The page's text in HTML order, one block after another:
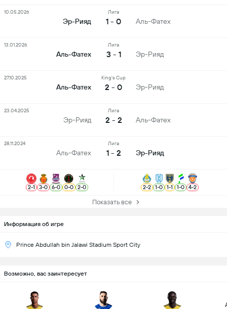
Информация об игре
Prince Abdullah bin Jalawi Stadium Sport City
Эр-Рияд
Лига
1 - 0 Аль-Фатех
10.05.2026
Аль-Фатех
Лига
3 - 1 Эр-Рияд
13.01.2026
Аль-Фатех
King's Cup
2 - 0 Эр-Рияд
27.10.2025
Эр-Рияд
Лига
2 - 2 Аль-Фатех
23.04.2025
Аль-Фатех
Лига
1 - 2 Эр-Рияд
28.11.2024
2-1 3-0 6-0 0-0 2-0 2-2 1-0 1-1 1-0 4-2
Показать все
Возможно, вас заинтересует